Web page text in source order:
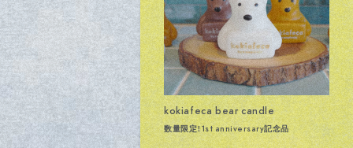
kokiafeca bear candle
数量限定！1st anniversary記念品